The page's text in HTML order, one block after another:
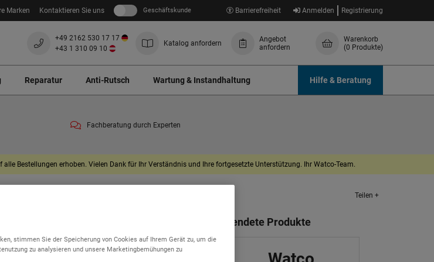
Marken Kontaktieren Sie uns Geschäftskunde Barrierefreiheit Anmelden Registrierung
+49 2162 530 17 17
+43 1 310 09 10
Katalog anfordern
Angebot
anfordern
Warenkorb
(0 Produkte)
Reparatur Anti-Rutsch Wartung & Instandhaltung Hilfe & Beratung
Fachberatung durch Experten
Bestellungen erhoben. Vielen Dank für Ihr Verständnis und Ihre fortgesetzte Unterstützung. Ihr Watco-Team.
Teilen +
Verwendete Produkte
stimmen Sie der Speicherung von Cookies auf Ihrem Gerät zu, um die
zu analysieren und unsere Marketingbemühungen zu